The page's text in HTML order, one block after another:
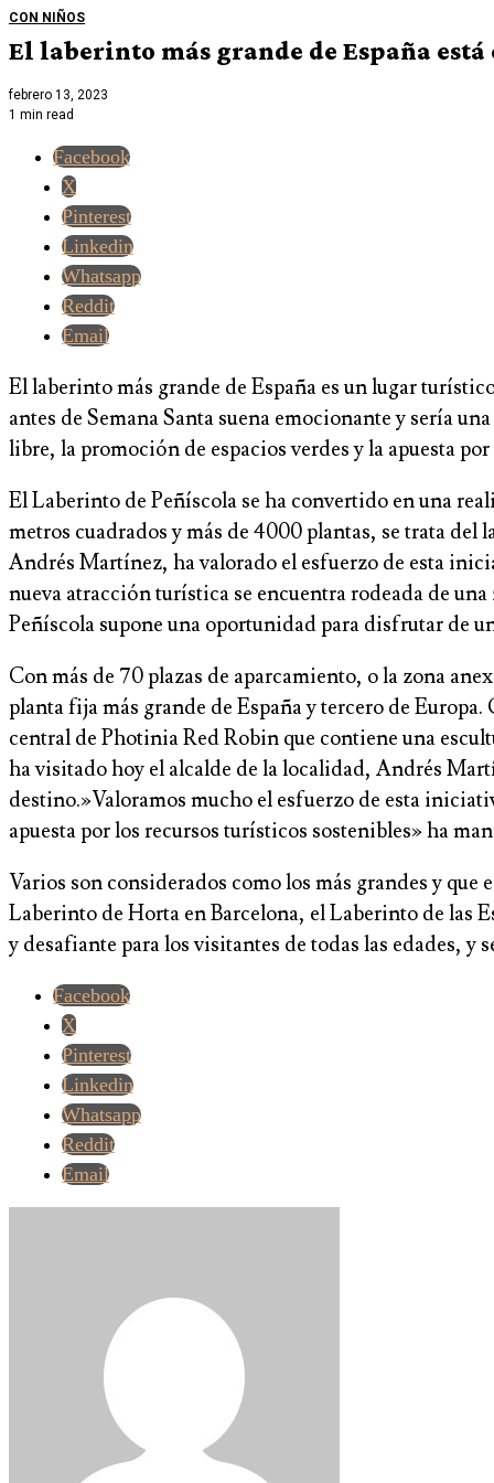
CON NIÑOS
El laberinto más grande de España
febrero 13, 2023
1 min read
Facebook
X
Pinterest
Linkedin
Whatsapp
Reddit
Email
El laberinto más grande de España es un lugar
antes de Semana Santa suena emocionante y sería
libre, la promoción de espacios verdes y la apuesta
El Laberinto de Peñíscola se ha convertido en una
metros cuadrados y más de 4000 plantas, se trata
Andrés Martínez, ha valorado el esfuerzo de esta
nueva atracción turística se encuentra rodeada de
Peñíscola supone una oportunidad para disfrutar de
Con más de 70 plazas de aparcamiento, o la zona
planta fija más grande de España y tercero de
central de Photinia Red Robin que contiene una
ha visitado hoy el alcalde de la localidad, Andrés
destino.»Valoramos mucho el esfuerzo de esta
apuesta por los recursos turísticos sostenibles» ha
Varios son considerados como los más grandes y
Laberinto de Horta en Barcelona, el Laberinto de las
y desafiante para los visitantes de todas las edades,
Facebook
X
Pinterest
Linkedin
Whatsapp
Reddit
Email